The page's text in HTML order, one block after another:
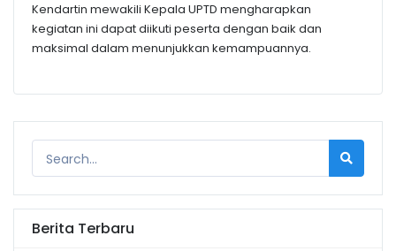
Kendartin mewakili Kepala UPTD mengharapkan
kegiatan ini dapat diikuti peserta dengan baik dan
maksimal dalam menunjukkan kemampuannya.
Berita Terbaru